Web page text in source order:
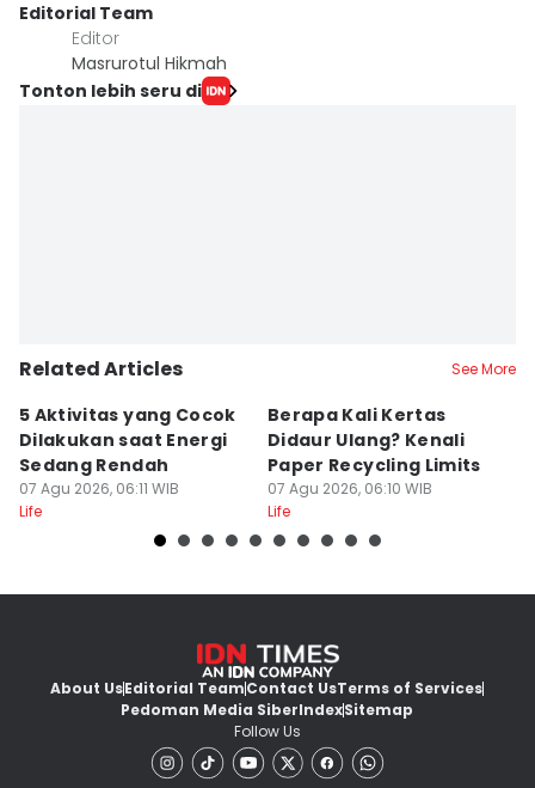
Editorial Team
Editor
Masrurotul Hikmah
Tonton lebih seru di
Related Articles See More
5 Aktivitas yang Cocok
Dilakukan saat Energi
Sedang Rendah
07 Agu 2026, 06:11 WIB
Life
Berapa Kali Kertas
Didaur Ulang? Kenali
Paper Recycling Limits
07 Agu 2026, 06:10 WIB
Life
About UsEditorial TeamContact UsTerms of Services
Pedoman Media SiberIndexSitemap
Follow Us